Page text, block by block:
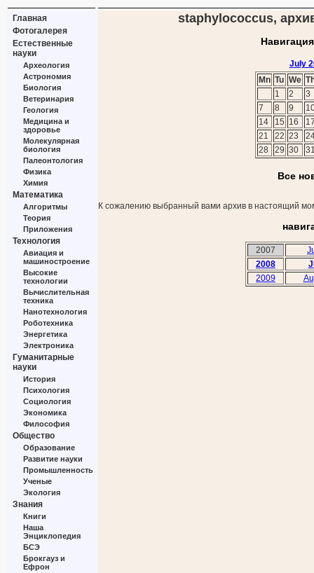
Главная
Фотогалерея
Естественные
науки
Археология
Астрономия
Биология
Ветеринария
Геология
Медицина и
здоровье
Молекулярная
биология
Палеонтология
Физика
Химия
Математика
Алгоритмы
Теория
Приложения
Технология
Авиация и
машиностроение
Высокие
технологии
Вычислительная
техника
Нанотехнология
Роботехника
Энергетика
Электроника
Гуманитарные
науки
История
Психология
Социология
Экономика
Философия
Общество
Образование
Развитие науки
Промышленность
Ученые
Экология
Знания
Книги
Наша
Энциклопедия
БСЭ
Брокгауз и
Ефрон
staphylococcus,
July
Mn Tu We
1
2
3
7
8 9
14
15 16
21
22 23
28
29 30
Все
К сожалению выбранный вами архив в настоящий
2007
2008
2009